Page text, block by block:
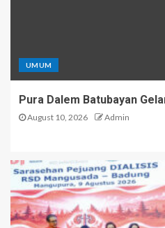
UMUM
Pura Dalem Batubayan
August 10, 2026 Admin